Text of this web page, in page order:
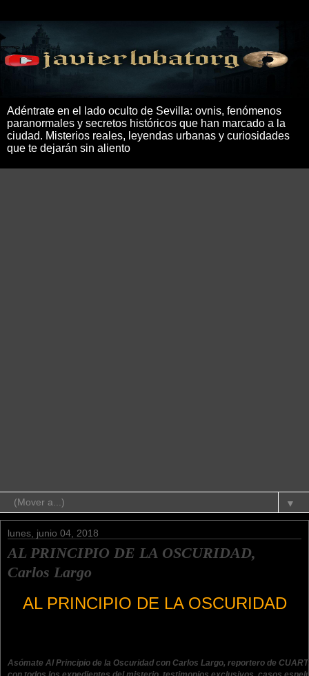
Adéntrate en el lado oculto de Sevilla: ovnis, fenómenos
paranormales y secretos históricos que han marcado a la
ciudad. Misterios reales, leyendas urbanas y curiosidades
que te dejarán sin aliento
▼
lunes, junio 04, 2018
AL PRINCIPIO DE LA OSCURIDAD,
Carlos Largo
AL PRINCIPIO DE LA OSCURIDAD
Asómate Al Principio de la Oscuridad con Carlos Largo, reportero de
con todos los expedientes del misterio, testimonios exclusivos, casos